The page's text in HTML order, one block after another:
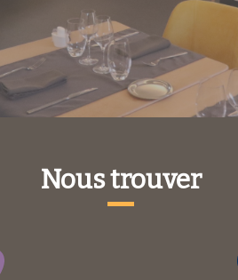
Nous trouver